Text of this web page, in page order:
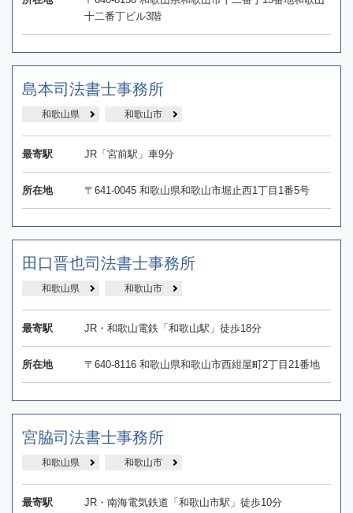
十二番丁ビル3階
島本司法書士事務所
和歌山県 和歌山市
最寄駅 JR「宮前駅」車9分
所在地 〒641-0045 和歌山県和歌山市堀止西1丁目1番5号
田口晋也司法書士事務所
和歌山県 和歌山市
最寄駅 JR・和歌山電鉄「和歌山駅」徒歩18分
所在地 〒640-8116 和歌山県和歌山市西紺屋町2丁目21番地
宮脇司法書士事務所
和歌山県 和歌山市
最寄駅 JR・南海電気鉄道「和歌山市駅」徒歩10分